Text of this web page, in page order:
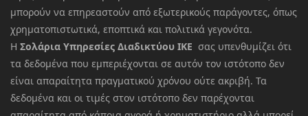
μπορούν να επηρεαστούν από εξωτερικούς παράγοντες, όπως
χρηματοπιστωτικά, εποπτικά και πολιτικά γεγονότα.
Η Σολάρια Υπηρεσίες Διαδικτύου ΙΚΕ σας υπενθυμίζει ότι
τα δεδομένα που εμπεριέχονται σε αυτόν τον ιστότοπο δεν
είναι απαραίτητα πραγματικού χρόνου ούτε ακριβή. Τα
δεδομένα και οι τιμές στον ιστότοπο δεν παρέχονται